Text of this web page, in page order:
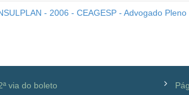
- 2006 - CEAGESP - Advogado Pleno
via do boleto